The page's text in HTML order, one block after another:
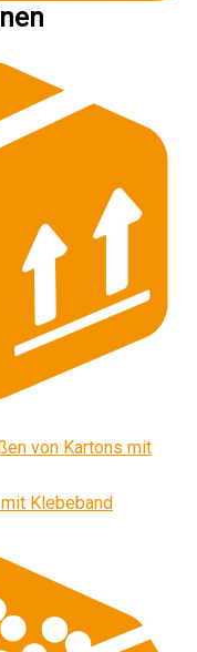
von Kartons mit
Klebeband